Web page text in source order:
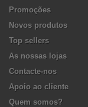
Promoções
Novos produtos
Top sellers
As nossas lojas
Contacte-nos
Apoio ao cliente
Quem somos?